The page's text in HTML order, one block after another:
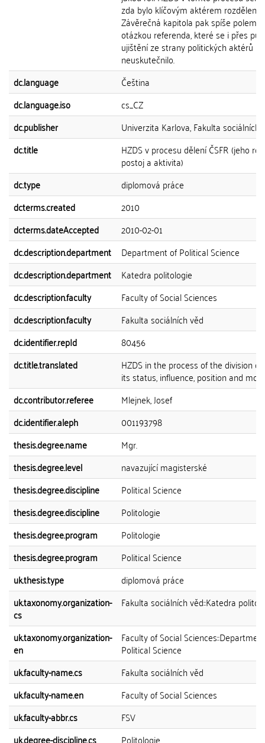
zda bylo klíčovým aktérem rozdělení.
Závěrečná kapitola pak spíše
otázkou referenda, které se i přes
ujištění ze strany politických aktérů
neuskutečnilo.
dc.language
Čeština
dc.language.iso
cs_CZ
dc.publisher
Univerzita Karlova, Fakulta sociálních
dc.title
HZDS v procesu dělení ČSFR (jeho
postoj a aktivita)
dc.type
diplomová práce
dcterms.created
2010
dcterms.dateAccepted
2010-02-01
dc.description.department
Department of Political Science
dc.description.department
Katedra politologie
dc.description.faculty
Faculty of Social Sciences
dc.description.faculty
Fakulta sociálních věd
dc.identifier.repId
80456
dc.title.translated
HZDS in the process of the division of
its status, influence, position and
dc.contributor.referee
Mlejnek, Josef
dc.identifier.aleph
001193798
thesis.degree.name
Mgr.
thesis.degree.level
navazující magisterské
thesis.degree.discipline
Political Science
thesis.degree.discipline
Politologie
thesis.degree.program
Politologie
thesis.degree.program
Political Science
uk.thesis.type
diplomová práce
uk.taxonomy.organization-
cs
Fakulta sociálních věd::Katedra
uk.taxonomy.organization-
en
Faculty of Social
Political Science
uk.faculty-name.cs
Fakulta sociálních věd
uk.faculty-name.en
Faculty of Social Sciences
uk.faculty-abbr.cs
FSV
uk.degree-discipline.cs
Politologie